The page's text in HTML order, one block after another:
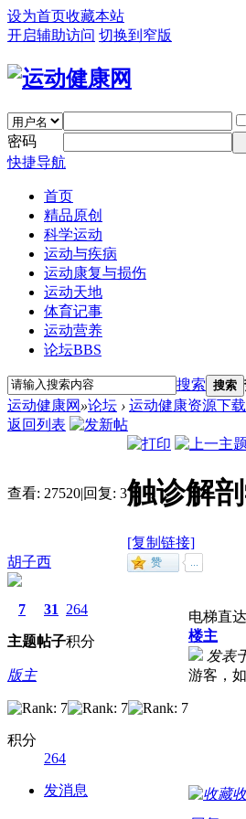
设为首页收藏本站
开启辅助访问 切换到窄版
密码
快捷导航
首页
精品原创
科学运动
运动与疾病
运动康复与损伤
运动天地
体育记事
运动营养
论坛BBS
搜索 搜索
运动健康网 »论坛 › 运动健康资源下
返回列表
查看: 27520|回复: 3触诊解
[复制链接]
胡子西
7
主题
31
帖子
264
积分
版主
积分
264
发消息
电梯直达
楼主
发表
游客，